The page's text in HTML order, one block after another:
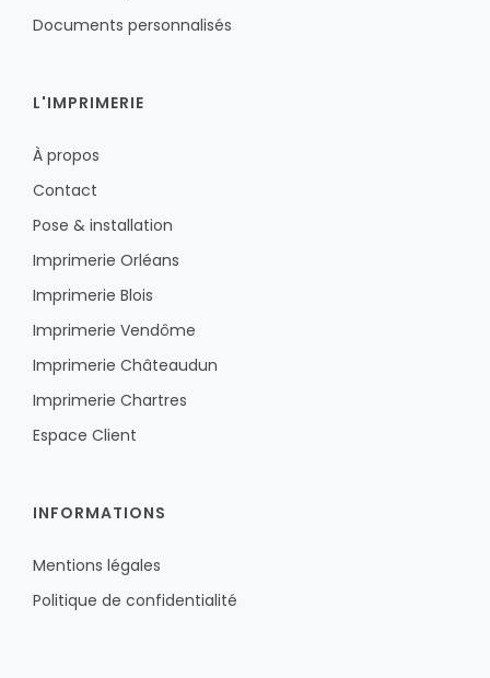
Documents personnalisés
L'IMPRIMERIE
À propos
Contact
Pose & installation
Imprimerie Orléans
Imprimerie Blois
Imprimerie Vendôme
Imprimerie Châteaudun
Imprimerie Chartres
Espace Client
INFORMATIONS
Mentions légales
Politique de confidentialité